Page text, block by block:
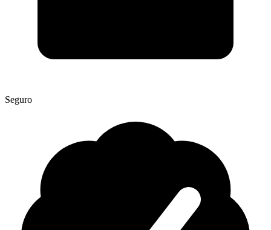
Seguro